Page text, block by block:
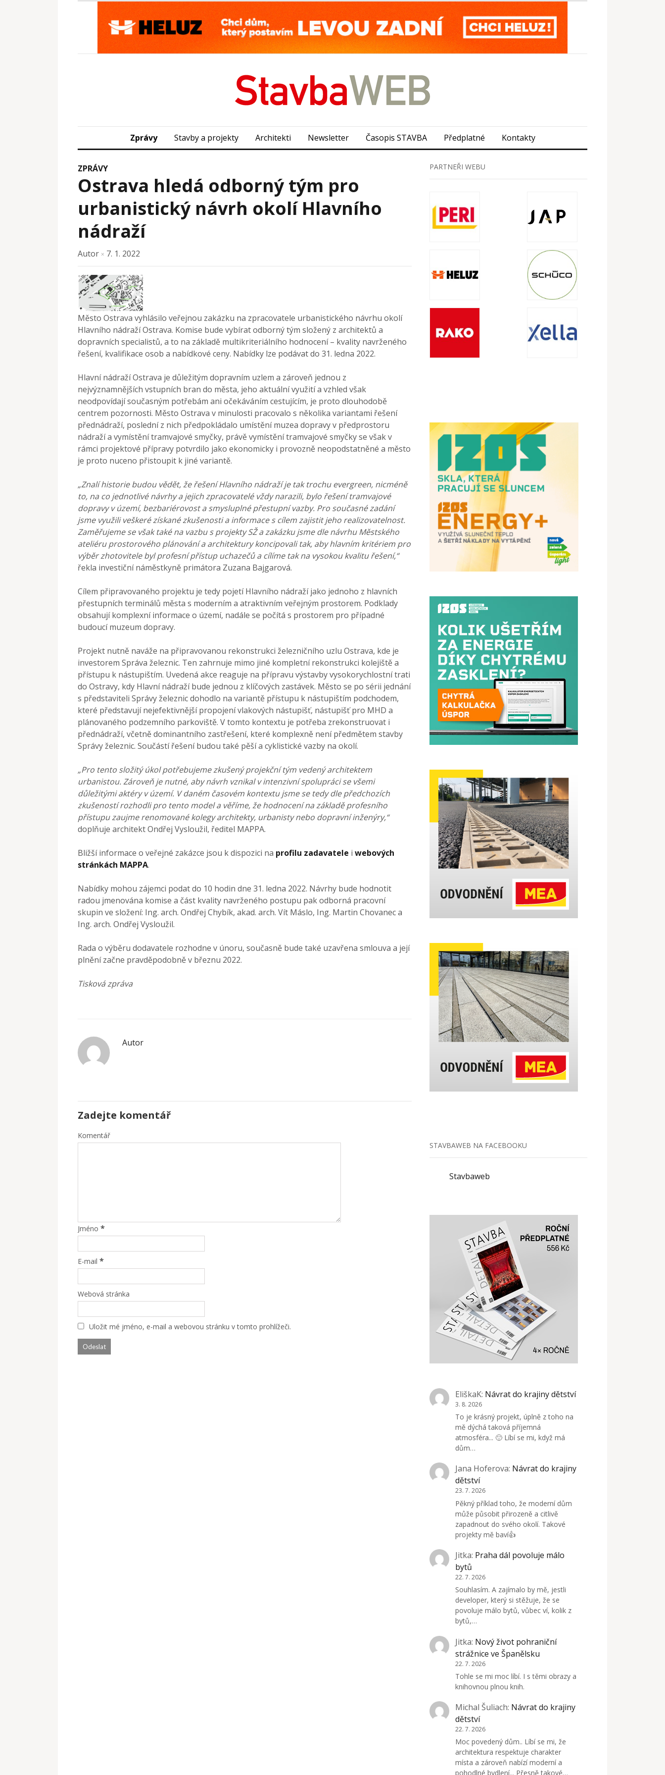
Zprávy Stavby a projekty Architekti Newsletter Časopis STAVBA Předplatné Kontakty
ZPRÁVY
Ostrava hledá odborný tým pro
urbanistický návrh okolí Hlavního
nádraží
Autor × 7. 1. 2022
Město Ostrava vyhlásilo veřejnou zakázku na zpracovatele urbanistického návrhu okolí
Hlavního nádraží Ostrava. Komise bude vybírat odborný tým složený z architektů a
dopravních specialistů, a to na základě multikriteriálního hodnocení – kvality navrženého
řešení, kvalifikace osob a nabídkové ceny. Nabídky lze podávat do 31. ledna 2022.
Hlavní nádraží Ostrava je důležitým dopravním uzlem a zároveň jednou z
nejvýznamnějších vstupních bran do města, jeho aktuální využití a vzhled však
neodpovídají současným potřebám ani očekáváním cestujícím, je proto dlouhodobě
centrem pozornosti. Město Ostrava v minulosti pracovalo s několika variantami řešení
přednádraží, poslední z nich předpokládalo umístění muzea dopravy v předprostoru
nádraží a vymístění tramvajové smyčky, právě vymístění tramvajové smyčky se však v
rámci projektové přípravy potvrdilo jako ekonomicky i provozně neopodstatněné a město
je proto nuceno přistoupit k jiné variantě.
„Znalí historie budou vědět, že řešení Hlavního nádraží je tak trochu evergreen, nicméně
to, na co jednotlivé návrhy a jejich zpracovatelé vždy narazili, bylo řešení tramvajové
dopravy v území, bezbariérovost a smysluplné přestupní vazby. Pro současné zadání
jsme využili veškeré získané zkušenosti a informace s cílem zajistit jeho realizovatelnost.
Zaměřujeme se však také na vazbu s projekty SŽ a zakázku jsme dle návrhu Městského
ateliéru prostorového plánování a architektury koncipovali tak, aby hlavním kritériem pro
výběr zhotovitele byl profesní přístup uchazečů a cílíme tak na vysokou kvalitu řešení,“
řekla investiční náměstkyně primátora Zuzana Bajgarová.
Cílem připravovaného projektu je tedy pojetí Hlavního nádraží jako jednoho z hlavních
přestupních terminálů města s moderním a atraktivním veřejným prostorem. Podklady
obsahují komplexní informace o území, nadále se počítá s prostorem pro případné
budoucí muzeum dopravy.
Projekt nutně naváže na připravovanou rekonstrukci železničního uzlu Ostrava, kde je
investorem Správa železnic. Ten zahrnuje mimo jiné kompletní rekonstrukci kolejiště a
přístupu k nástupištím. Uvedená akce reaguje na přípravu výstavby vysokorychlostní trati
do Ostravy, kdy Hlavní nádraží bude jednou z klíčových zastávek. Město se po sérii jednání
s představiteli Správy železnic dohodlo na variantě přístupu k nástupištím podchodem,
které představují nejefektivnější propojení vlakových nástupišť, nástupišť pro MHD a
plánovaného podzemního parkoviště. V tomto kontextu je potřeba zrekonstruovat i
přednádraží, včetně dominantního zastřešení, které komplexně není předmětem stavby
Správy železnic. Součástí řešení budou také pěší a cyklistické vazby na okolí.
„Pro tento složitý úkol potřebujeme zkušený projekční tým vedený architektem
urbanistou. Zároveň je nutné, aby návrh vznikal v intenzivní spolupráci se všemi
důležitými aktéry v území. V daném časovém kontextu jsme se tedy dle předchozích
zkušeností rozhodli pro tento model a věříme, že hodnocení na základě profesního
přístupu zaujme renomované kolegy architekty, urbanisty nebo dopravní inženýry,“
doplňuje architekt Ondřej Vysloužil, ředitel MAPPA.
Bližší informace o veřejné zakázce jsou k dispozici na profilu zadavatele i webových
stránkách MAPPA.
Nabídky mohou zájemci podat do 10 hodin dne 31. ledna 2022. Návrhy bude hodnotit
radou jmenována komise a část kvality navrženého postupu pak odborná pracovní
skupin ve složení: Ing. arch. Ondřej Chybík, akad. arch. Vít Máslo, Ing. Martin Chovanec a
Ing. arch. Ondřej Vysloužil.
Rada o výběru dodavatele rozhodne v únoru, současně bude také uzavřena smlouva a její
plnění začne pravděpodobně v březnu 2022.
Tisková zpráva
Autor
Zadejte komentář
Komentář
Jméno *
E-mail *
Webová stránka
Uložit mé jméno, e-mail a webovou stránku v tomto prohlížeči.
PARTNEŘI WEBU
STAVBAWEB NA FACEBOOKU
Stavbaweb
EliškaK: Návrat do krajiny dětství
3. 8. 2026
To je krásný projekt, úplně z toho na
mě dýchá taková příjemná
atmosféra... 🙂 Líbí se mi, když má
dům…
Jana Hoferova: Návrat do krajiny
dětství
23. 7. 2026
Pěkný příklad toho, že moderní dům
může působit přirozeně a citlivě
zapadnout do svého okolí. Takové
projekty mě baví👍
Jitka: Praha dál povoluje málo
bytů
22. 7. 2026
Souhlasím. A zajímalo by mě, jestli
developer, který si stěžuje, že se
povoluje málo bytů, vůbec ví, kolik z
bytů,…
Jitka: Nový život pohraniční
strážnice ve Španělsku
22. 7. 2026
Tohle se mi moc líbí. I s těmi obrazy a
knihovnou plnou knih.
Michal Šuliach: Návrat do krajiny
dětství
22. 7. 2026
Moc povedený dům.. Líbí se mi, že
architektura respektuje charakter
místa a zároveň nabízí moderní a
pohodlné bydlení... Přesně takové…